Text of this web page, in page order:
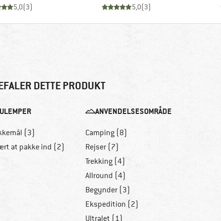
5,0(3) 5,0(3)
DETTE PRODUKT
ULEMPER
(3)
at pakke ind (2)
ANVENDELSESOMRÅDE
Camping (8)
Rejser (7)
Trekking (4)
Allround (4)
Begynder (3)
Ekspedition (2)
Ultralet (1)